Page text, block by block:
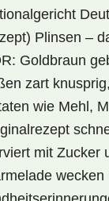
Plinsen –
Goldbraun
zart
wie Mehl,
mit Zucker
wecken